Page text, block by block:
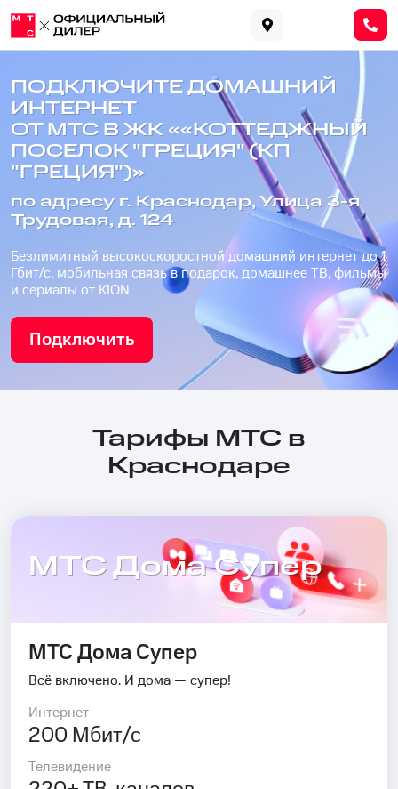
ПОДКЛЮЧИТЕ ДОМАШНИЙ
ИНТЕРНЕТ
ОТ МТС В ЖК ««КОТТЕДЖНЫЙ
ПОСЕЛОК "ГРЕЦИЯ" (КП
"ГРЕЦИЯ")»
по адресу г. Краснодар, Улица 3-я
Трудовая, д. 124
Безлимитный высокоскоростной домашний интернет до 1
Гбит/с, мобильная связь в подарок, домашнее ТВ, фильмы
и сериалы от KION
Подключить
Тарифы МТС в
Краснодаре
МТС Дома Супер
МТС Дома Супер
Всё включено. И дома — супер!
Интернет
200 Мбит/с
Телевидение